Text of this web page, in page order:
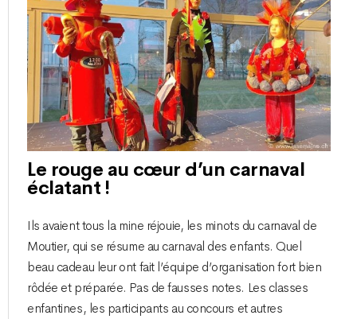
Le rouge au cœur d’un carnaval
éclatant !
Ils avaient tous la mine réjouie, les minots du carnaval de
Moutier, qui se résume au carnaval des enfants. Quel
beau cadeau leur ont fait l’équipe d’organisation fort bien
rôdée et préparée. Pas de fausses notes. Les classes
enfantines, les participants au concours et autres